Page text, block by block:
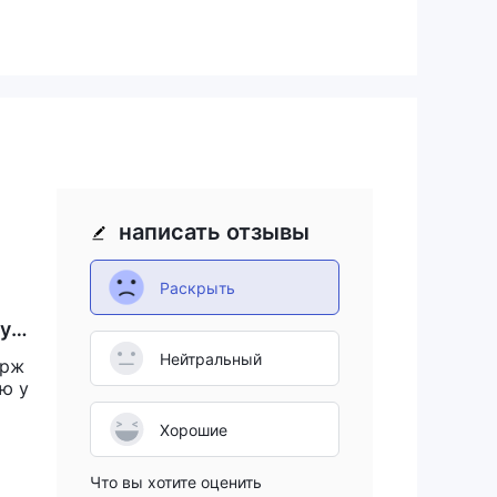
у
написать отзывы
Раскрыть
Нейтральный
Хорошие
Что вы хотите оценить